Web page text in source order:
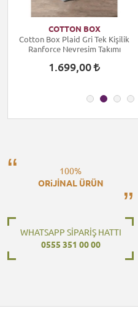
COTTON BOX
Cotton Box Plaid Gri Tek Kişilik
Ranforce Nevresim Takımı
1.699,00
100%
ORiJİNAL ÜRÜN
WHATSAPP SİPARİŞ HATTI
0555 351 00 00